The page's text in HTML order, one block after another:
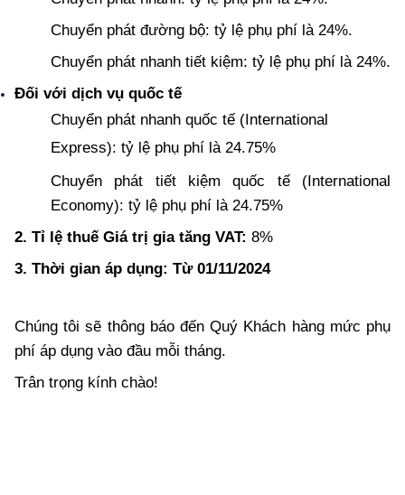
Chuyển phát đường bộ: tỷ lệ phụ phí là 24%.
Chuyển phát nhanh tiết kiệm: tỷ lệ phụ phí là 24%.
Đối với dịch vụ quốc tế
Chuyển phát nhanh quốc tế (International
Express): tỷ lệ phụ phí là 24.75%
Chuyển phát tiết kiệm quốc tế (International
Economy): tỷ lệ phụ phí là 24.75%
2. Tỉ lệ thuế Giá trị gia tăng VAT: 8%
3. Thời gian áp dụng: Từ 01/11/2024
Chúng tôi sẽ thông báo đến Quý Khách hàng mức phụ
phí áp dụng vào đầu mỗi tháng.
Trân trọng kính chào!